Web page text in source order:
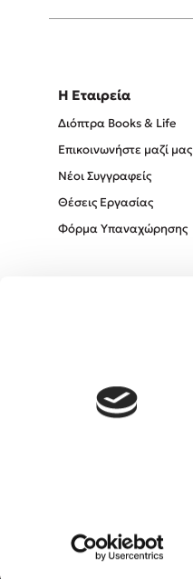
Η Εταιρεία
Διόπτρα Books & Life
Επικοινωνήστε μαζί μας
Νέοι Συγγραφείς
Θέσεις Εργασίας
Φόρμα Υπαναχώρησης